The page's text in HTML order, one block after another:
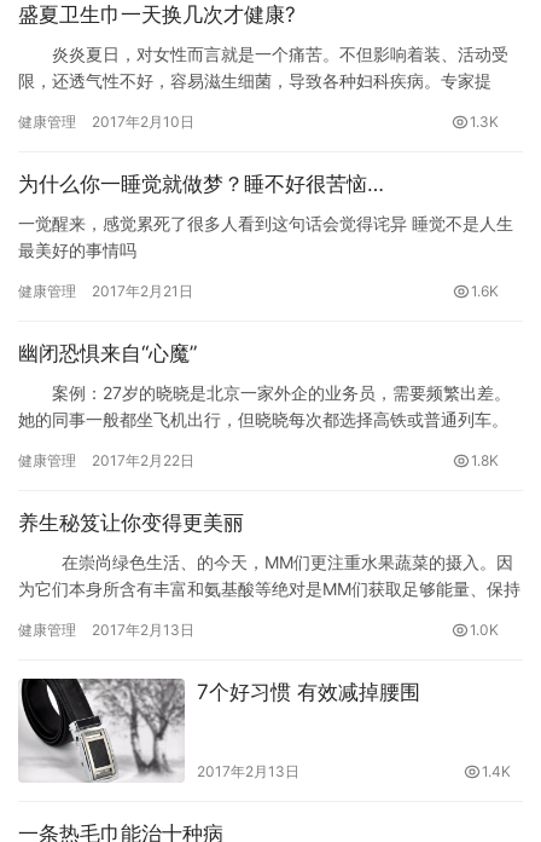
盛夏卫生巾一天换几次才健康?
炎炎夏日，对女性而言就是一个痛苦。不但影响着装、活动受
限，还透气性不好，容易滋生细菌，导致各种妇科疾病。专家提
健康管理 2017年2月10日 1.3K
为什么你一睡觉就做梦？睡不好很苦恼…
一觉醒来，感觉累死了很多人看到这句话会觉得诧异 睡觉不是人生
最美好的事情吗
健康管理 2017年2月21日 1.6K
幽闭恐惧来自“心魔”
案例：27岁的晓晓是北京一家外企的业务员，需要频繁出差。
她的同事一般都坐飞机出行，但晓晓每次都选择高铁或普通列车。
着外人不知道的苦衷。
健康管理 2017年2月22日 1.8K
养生秘笈让你变得更美丽
在崇尚绿色生活、的今天，MM们更注重水果蔬菜的摄入。因
为它们本身所含有丰富和氨基酸等绝对是MM们获取足够能量、保持
健康管理 2017年2月13日 1.0K
7个好习惯 有效减掉腰围
2017年2月13日 1.4K
一条热毛巾能治十种病